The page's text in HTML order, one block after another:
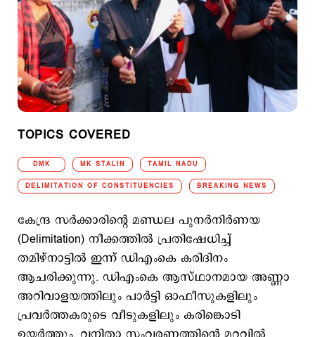
TOPICS COVERED
DMK MK STALIN TAMIL NADU
DELIMITATION OF CONSTITUENCIES BREAKING NEWS
കേന്ദ്ര സർക്കാരിന്റെ മണ്ഡല പുനർനിർണയ
(Delimitation) നീക്കത്തിൽ പ്രതിഷേധിച്ച്
തമിഴ്‌നാട്ടിൽ ഇന്ന് ഡിഎംകെ കരിദിനം
ആചരിക്കുന്നു. ഡിഎംകെ ആസ്ഥാനമായ അണ്ണാ
അറിവാളയത്തിലും പാർട്ടി ഓഫീസുകളിലും
പ്രവർത്തകരുടെ വീടുകളിലും കരിങ്കൊടി